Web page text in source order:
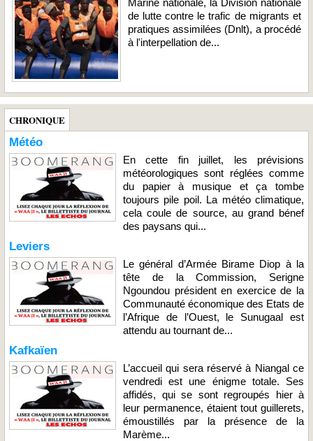
de lutte contre le trafic de migrants et
pratiques assimilées (Dnlt), a procédé
à l'interpellation de...
CHRONIQUE
Météo
En cette fin juillet, les prévisions
météorologiques sont réglées comme
du papier à musique et ça tombe
toujours pile poil. La météo climatique,
cela coule de source, au grand bénef
des paysans qui...
Leviers
Le général d’Armée Birame Diop à la
tête de la Commission, Serigne
Ngoundou président en exercice de la
Communauté économique des Etats de
l’Afrique de l’Ouest, le Sunugaal est
attendu au tournant de...
Kafkaïen
L’accueil qui sera réservé à Niangal ce
vendredi est une énigme totale. Ses
affidés, qui se sont regroupés hier à
leur permanence, étaient tout guillerets,
émoustillés par la présence de la
Marème...